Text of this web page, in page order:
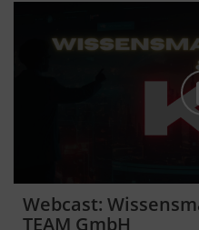
Webcast:
TEAM GmbH